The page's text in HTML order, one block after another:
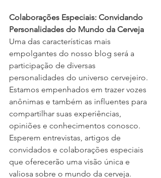
Colaborações Especiais: Convidando
Personalidades do Mundo da Cerveja
Uma das características mais
empolgantes do nosso blog será a
participação de diversas
personalidades do universo cervejeiro.
Estamos empenhados em trazer vozes
anônimas e também as influentes para
compartilhar suas experiências,
opiniões e conhecimentos conosco.
Esperem entrevistas, artigos de
convidados e colaborações especiais
que oferecerão uma visão única e
valiosa sobre o mundo da cerveja.